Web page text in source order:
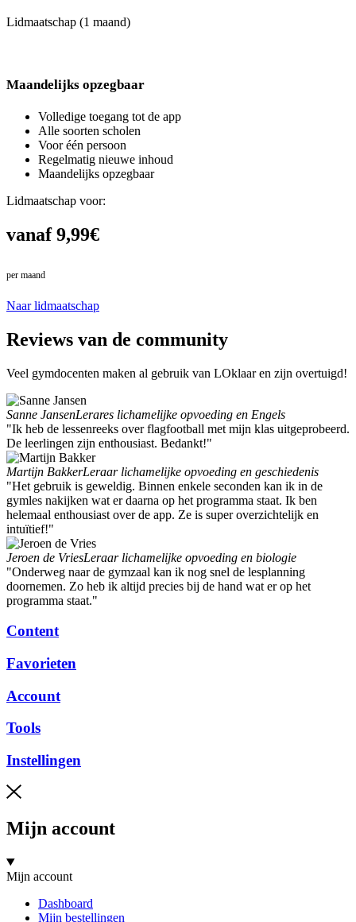
Lidmaatschap (1 maand)
Maandelijks opzegbaar
Volledige toegang tot de app
Alle soorten scholen
Voor één persoon
Regelmatig nieuwe inhoud
Maandelijks opzegbaar
Lidmaatschap voor:
vanaf 9,99€
per maand
Naar lidmaatschap
Reviews van de community
Veel gymdocenten maken al gebruik van LOklaar en zijn overtuigd!
Sanne JansenLerares lichamelijke opvoeding en Engels
"Ik heb de lessenreeks over flagfootball met mijn klas uitgeprobeerd.
De leerlingen zijn enthousiast. Bedankt!"
Martijn BakkerLeraar lichamelijke opvoeding en geschiedenis
"Het gebruik is geweldig. Binnen enkele seconden kan ik in de
gymles nakijken wat er daarna op het programma staat. Ik ben
helemaal enthousiast over de app. Ze is super overzichtelijk en
intuïtief!"
Jeroen de VriesLeraar lichamelijke opvoeding en biologie
"Onderweg naar de gymzaal kan ik nog snel de lesplanning
doornemen. Zo heb ik altijd precies bij de hand wat er op het
programma staat."
Content
Favorieten
Account
Tools
Instellingen
Mijn account
Mijn account
Dashboard
Mijn bestellingen